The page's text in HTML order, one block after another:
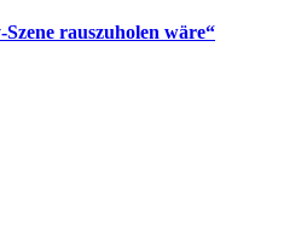
rauszuholen wäre“